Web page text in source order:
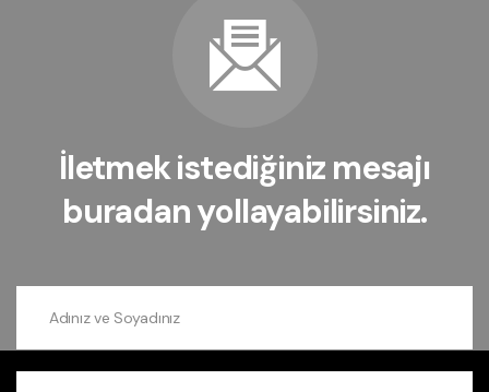
İletmek istediğiniz mesajı
buradan yollayabilirsiniz.